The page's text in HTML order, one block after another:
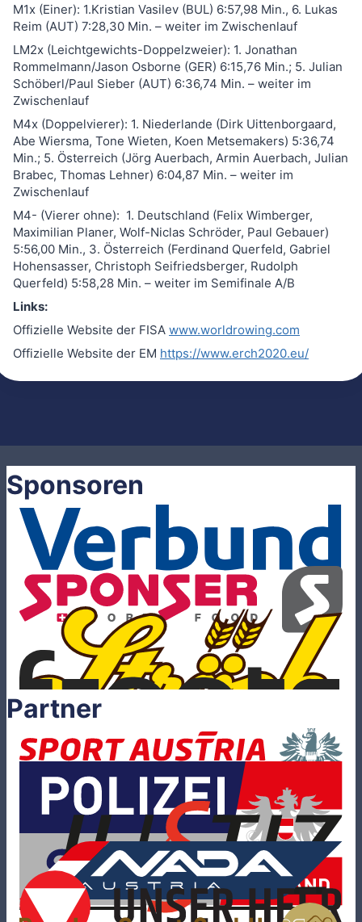
M1x (Einer): 1.Kristian Vasilev (BUL) 6:57,98 Min., 6. Lukas
Reim (AUT) 7:28,30 Min. – weiter im Zwischenlauf
LM2x (Leichtgewichts-Doppelzweier): 1. Jonathan
Rommelmann/Jason Osborne (GER) 6:15,76 Min.; 5. Julian
Schöberl/Paul Sieber (AUT) 6:36,74 Min. – weiter im
Zwischenlauf
M4x (Doppelvierer): 1. Niederlande (Dirk Uittenborgaard,
Abe Wiersma, Tone Wieten, Koen Metsemakers) 5:36,74
Min.; 5. Österreich (Jörg Auerbach, Armin Auerbach, Julian
Brabec, Thomas Lehner) 6:04,87 Min. – weiter im
Zwischenlauf
M4- (Vierer ohne): 1. Deutschland (Felix Wimberger,
Maximilian Planer, Wolf-Niclas Schröder, Paul Gebauer)
5:56,00 Min., 3. Österreich (Ferdinand Querfeld, Gabriel
Hohensasser, Christoph Seifriedsberger, Rudolph
Querfeld) 5:58,28 Min. – weiter im Semifinale A/B
Links:
Offizielle Website der FISA www.worldrowing.com
Offizielle Website der EM https://www.erch2020.eu/
Sponsoren
Partner